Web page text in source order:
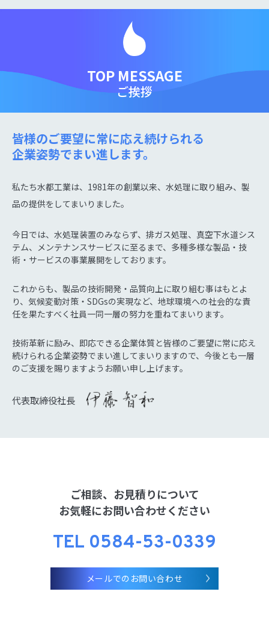
TOP MESSAGE
ご挨拶
皆様のご要望に常に応え続けられる
企業姿勢でまい進します。
私たち水都工業は、1981年の創業以来、水処理に取り組み、製
品の提供をしてまいりました。
今日では、水処理装置のみならず、排ガス処理、真空下水道シス
テム、メンテナンスサービスに至るまで、多種多様な製品・技
術・サービスの事業展開をしております。
これからも、製品の技術開発・品質向上に取り組む事はもとよ
り、気候変動対策・SDGsの実現など、地球環境への社会的な責
任を果たすべく社員一同一層の努力を重ねてまいります。
技術革新に励み、即応できる企業体質と皆様のご要望に常に応え
続けられる企業姿勢でまい進してまいりますので、今後とも一層
のご支援を賜りますようお願い申し上げます。
代表取締役社長
ご相談、お見積りについて
お気軽にお問い合わせください
TEL 0584-53-0339
メールでのお問い合わせ